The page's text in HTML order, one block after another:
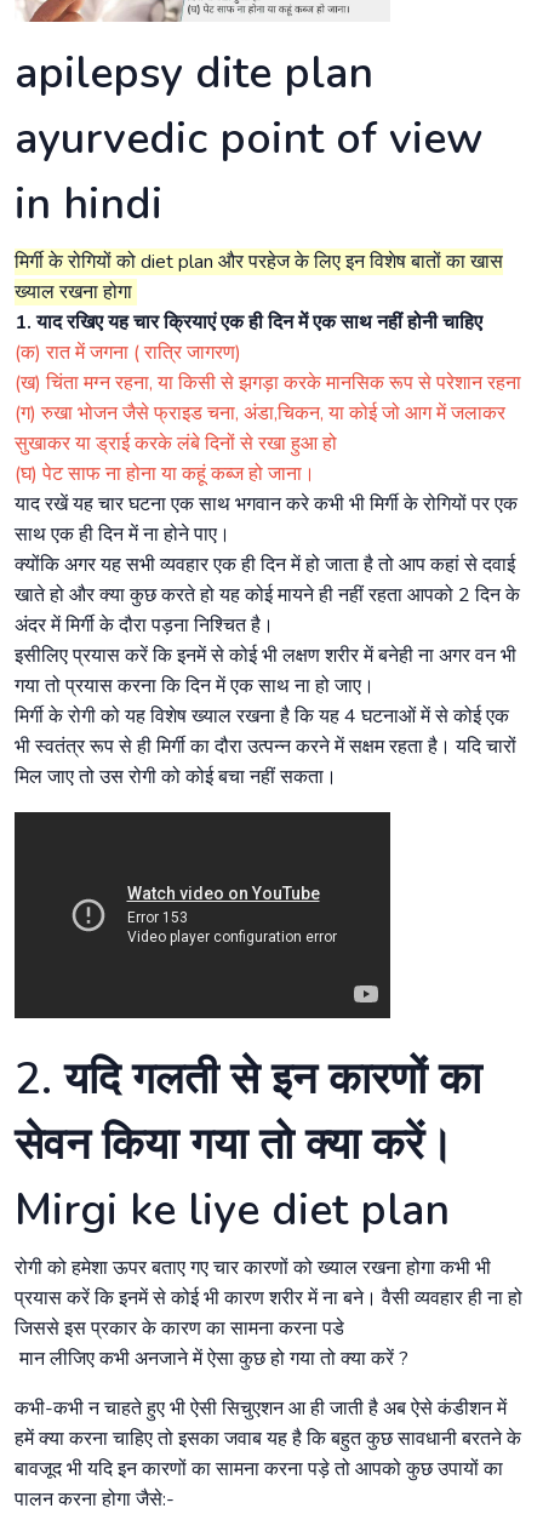
apilepsy dite plan
ayurvedic point of view
in hindi
मिर्गी के रोगियों को diet plan और परहेज के लिए इन विशेष बातों का खास
ख्याल रखना होगा
1. याद रखिए यह चार क्रियाएं एक ही दिन में एक साथ नहीं होनी चाहिए
(क) रात में जगना ( रात्रि जागरण)
(ख) चिंता मग्न रहना, या किसी से झगड़ा करके मानसिक रूप से परेशान रहना
(ग) रुखा भोजन जैसे फ्राइड चना, अंडा,चिकन, या कोई जो आग में जलाकर
सुखाकर या ड्राई करके लंबे दिनों से रखा हुआ हो
(घ) पेट साफ ना होना या कहूं कब्ज हो जाना।
याद रखें यह चार घटना एक साथ भगवान करे कभी भी मिर्गी के रोगियों पर एक
साथ एक ही दिन में ना होने पाए।
क्योंकि अगर यह सभी व्यवहार एक ही दिन में हो जाता है तो आप कहां से दवाई
खाते हो और क्या कुछ करते हो यह कोई मायने ही नहीं रहता आपको 2 दिन के
अंदर में मिर्गी के दौरा पड़ना निश्चित है।
इसीलिए प्रयास करें कि इनमें से कोई भी लक्षण शरीर में बनेही ना अगर वन भी
गया तो प्रयास करना कि दिन में एक साथ ना हो जाए।
मिर्गी के रोगी को यह विशेष ख्याल रखना है कि यह 4 घटनाओं में से कोई एक
भी स्वतंत्र रूप से ही मिर्गी का दौरा उत्पन्न करने में सक्षम रहता है। यदि चारों
मिल जाए तो उस रोगी को कोई बचा नहीं सकता।
2. यदि गलती से इन कारणों का
सेवन किया गया तो क्या करें।
Mirgi ke liye diet plan
रोगी को हमेशा ऊपर बताए गए चार कारणों को ख्याल रखना होगा कभी भी
प्रयास करें कि इनमें से कोई भी कारण शरीर में ना बने। वैसी व्यवहार ही ना हो
जिससे इस प्रकार के कारण का सामना करना पडे
मान लीजिए कभी अनजाने में ऐसा कुछ हो गया तो क्या करें ?
कभी-कभी न चाहते हुए भी ऐसी सिचुएशन आ ही जाती है अब ऐसे कंडीशन में
हमें क्या करना चाहिए तो इसका जवाब यह है कि बहुत कुछ सावधानी बरतने के
बावजूद भी यदि इन कारणों का सामना करना पड़े तो आपको कुछ उपायों का
पालन करना होगा जैसे:-